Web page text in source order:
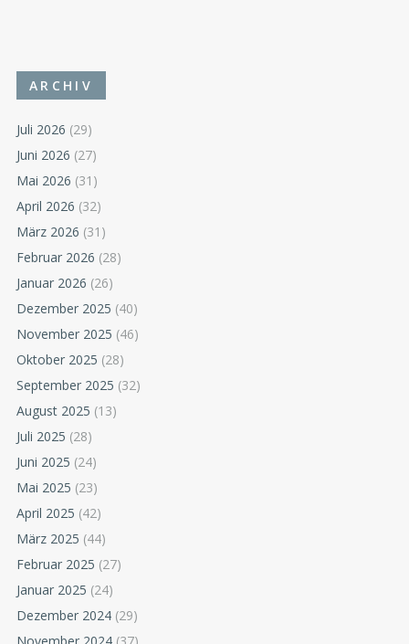
ARCHIV
Juli 2026 (29)
Juni 2026 (27)
Mai 2026 (31)
April 2026 (32)
März 2026 (31)
Februar 2026 (28)
Januar 2026 (26)
Dezember 2025 (40)
November 2025 (46)
Oktober 2025 (28)
September 2025 (32)
August 2025 (13)
Juli 2025 (28)
Juni 2025 (24)
Mai 2025 (23)
April 2025 (42)
März 2025 (44)
Februar 2025 (27)
Januar 2025 (24)
Dezember 2024 (29)
November 2024 (37)